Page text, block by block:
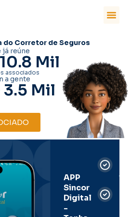
do Corretor de Seguros
já reúne
10.8 Mil
associados
a gente
3.5 Mil
APP
Sincor
Digital
-